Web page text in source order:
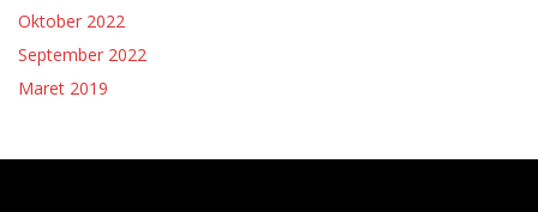
Oktober 2022
September 2022
Maret 2019